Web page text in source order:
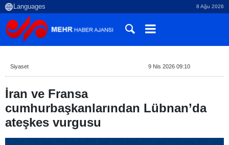
8 Ağu 2026
Siyaset 9 Nis 2026 09:10
İran ve Fransa
cumhurbaşkanlarından Lübnan’da
ateşkes vurgusu